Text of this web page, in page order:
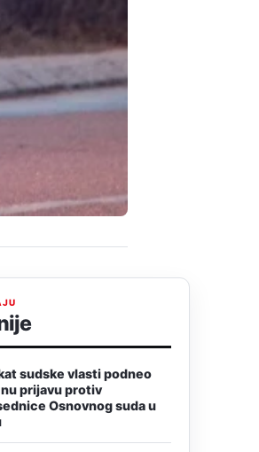
sudske vlasti podneo
prijavu protiv
Osnovnog suda u